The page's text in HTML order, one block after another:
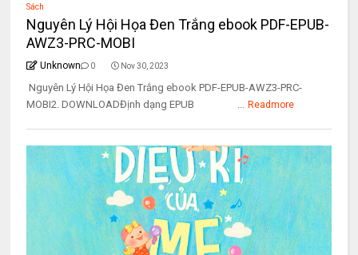
Sách
Nguyên Lý Hội Họa Đen Trắng ebook PDF-EPUB-
AWZ3-PRC-MOBI
Unknown 0 Nov 30, 2023
Nguyên Lý Hội Họa Đen Trắng ebook PDF-EPUB-AWZ3-PRC-
MOBI2. DOWNLOADĐịnh dạng EPUB ... Readmore